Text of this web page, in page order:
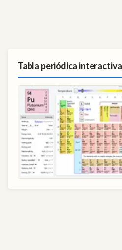
Tabla periódica interactiva